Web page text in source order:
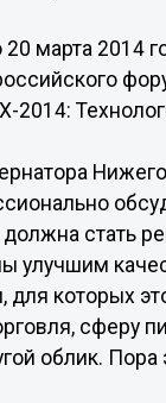
марта 2014
2014:
стать
улучшим
которых
сферу
облик.